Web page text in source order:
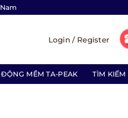
Login / Register
MỀM TA-PEAK TÌM KIẾM